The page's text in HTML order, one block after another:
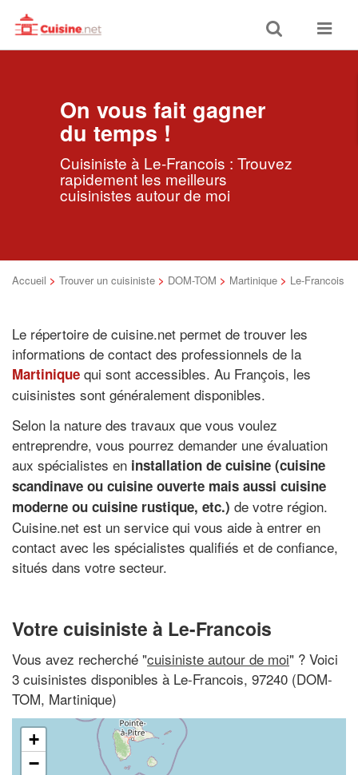
Toggle
search
Toggle
On vous fait gagner
du temps !
Cuisiniste à Le-Francois : Trouvez
rapidement les meilleurs
cuisinistes autour de moi
Accueil > Trouver un cuisiniste > DOM-TOM > Martinique > Le-Francois
Le répertoire de cuisine.net permet de trouver les
informations de contact des professionnels de la
Martinique qui sont accessibles. Au François, les
cuisinistes sont généralement disponibles.
Selon la nature des travaux que vous voulez
entreprendre, vous pourrez demander une évaluation
aux spécialistes en installation de cuisine (cuisine
scandinave ou cuisine ouverte mais aussi cuisine
moderne ou cuisine rustique, etc.) de votre région.
Cuisine.net est un service qui vous aide à entrer en
contact avec les spécialistes qualifiés et de confiance,
situés dans votre secteur.
Votre cuisiniste à Le-Francois
Vous avez recherché "cuisiniste autour de moi" ? Voici
3 cuisinistes disponibles à Le-Francois, 97240 (DOM-
TOM, Martinique)
+
−